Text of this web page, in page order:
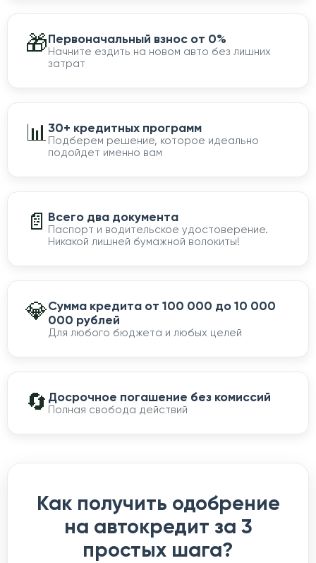
🎁Первоначальный взнос от 0%
Начните ездить на новом авто без лишних
затрат
📊30+ кредитных программ
Подберем решение, которое идеально
подойдет именно вам
📄 Всего два документа
Паспорт и водительское удостоверение.
Никакой лишней бумажной волокиты!
💎Сумма кредита от 100 000 до 10 000
000 рублей
Для любого бюджета и любых целей
🔄 Досрочное погашение без комиссий
Полная свобода действий
Как получить одобрение
на автокредит за 3
простых шага?